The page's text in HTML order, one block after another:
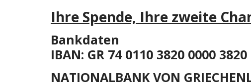
Ihre Spende, Ihre zweite
Bankdaten
IBAN: GR 74 0110 3820 0000
NATIONALBANK VON